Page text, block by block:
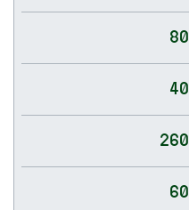
80
40
260
60